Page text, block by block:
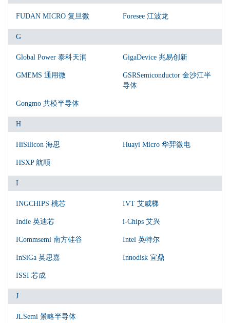
FUDAN MICRO 复旦微 Foresee 江波龙
G
Global Power 泰科天润 GigaDevice 兆易创新
GMEMS 通用微
GSRSemiconductor 金沙江半
导体
Gongmo 共模半导体
H
HiSilicon 海思 Huayi Micro 华羿微电
HSXP 航顺
I
INGCHIPS 桃芯 IVT 艾威梯
Indie 英迪芯 i-Chips 艾兴
ICommsemi 南方硅谷 Intel 英特尔
InSiGa 英思嘉 Innodisk 宜鼎
ISSI 芯成
J
JLSemi 景略半导体